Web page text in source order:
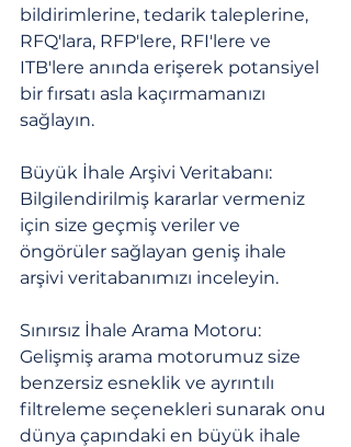
bildirimlerine, tedarik taleplerine,
RFQ'lara, RFP'lere, RFI'lere ve
ITB'lere anında erişerek potansiyel
bir fırsatı asla kaçırmamanızı
sağlayın.
Büyük İhale Arşivi Veritabanı:
Bilgilendirilmiş kararlar vermeniz
için size geçmiş veriler ve
öngörüler sağlayan geniş ihale
arşivi veritabanımızı inceleyin.
Sınırsız İhale Arama Motoru:
Gelişmiş arama motorumuz size
benzersiz esneklik ve ayrıntılı
filtreleme seçenekleri sunarak onu
dünya çapındaki en büyük ihale